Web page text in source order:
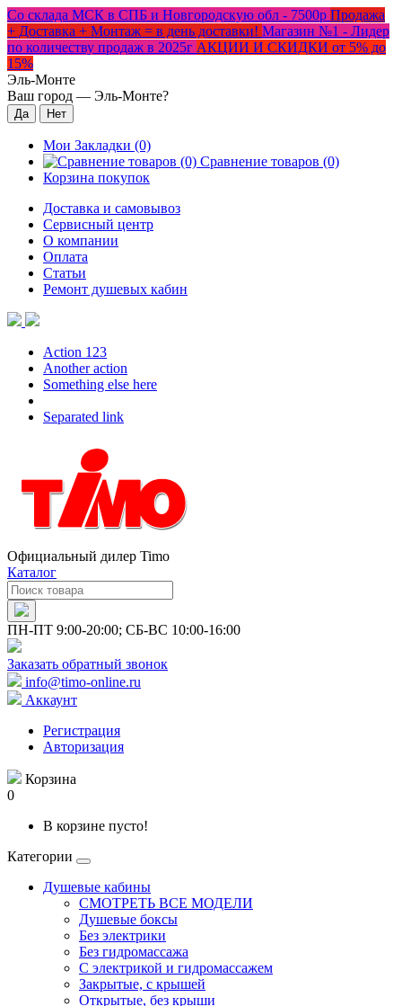
Со склада МСК в СПБ и Новгородскую обл - 7500р Продажа
+ Доставка + Монтаж = в день доставки! Магазин №1 - Лидер
по количеству продаж в 2025г АКЦИИ И СКИДКИ от 5% до
15%
Эль-Монте
Ваш город — Эль-Монте?
Мои Закладки (0)
Сравнение товаров (0)
Корзина покупок
Доставка и самовывоз
Сервисный центр
О компании
Оплата
Статьи
Ремонт душевых кабин
Action 123
Another action
Something else here
Separated link
Официальный дилер Timo
Каталог
ПН-ПТ 9:00-20:00; СБ-ВС 10:00-16:00
Заказать обратный звонок
info@timo-online.ru
Аккаунт
Регистрация
Авторизация
Корзина
0
В корзине пусто!
Категории
Душевые кабины
СМОТРЕТЬ ВСЕ МОДЕЛИ
Душевые боксы
Без электрики
Без гидромассажа
С электрикой и гидромассажем
Закрытые, с крышей
Открытые, без крыши